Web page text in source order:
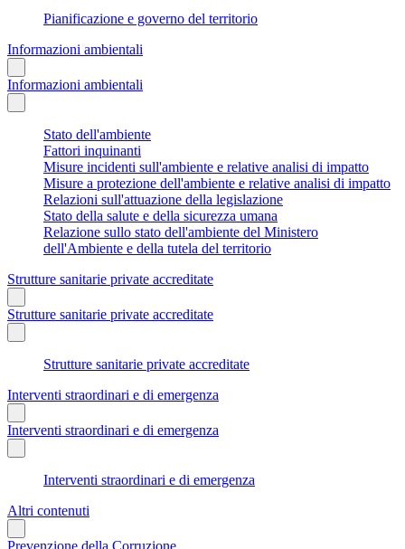
Pianificazione e governo del territorio
Informazioni ambientali
Informazioni ambientali
Stato dell'ambiente
Fattori inquinanti
Misure incidenti sull'ambiente e relative analisi di impatto
Misure a protezione dell'ambiente e relative analisi di impatto
Relazioni sull'attuazione della legislazione
Stato della salute e della sicurezza umana
Relazione sullo stato dell'ambiente del Ministero
dell'Ambiente e della tutela del territorio
Strutture sanitarie private accreditate
Strutture sanitarie private accreditate
Strutture sanitarie private accreditate
Interventi straordinari e di emergenza
Interventi straordinari e di emergenza
Interventi straordinari e di emergenza
Altri contenuti
Prevenzione della Corruzione